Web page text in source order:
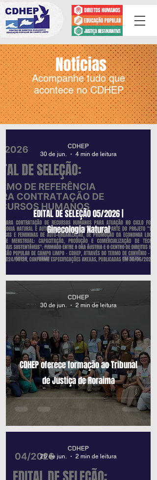
Acompanhe tudo que
acontece no CDHEP
Notícias
EDITAL DE SELEÇÃO 05/2026 |
Ginecologia Natural
CDHEP
30 de jun.
4 min de leitura
CDHEP oferece formação ao Tribunal
de Justiça de Roraima
CDHEP
30 de jun.
2 min de leitura
CDHEP
26 de jun.
2 min de leitura